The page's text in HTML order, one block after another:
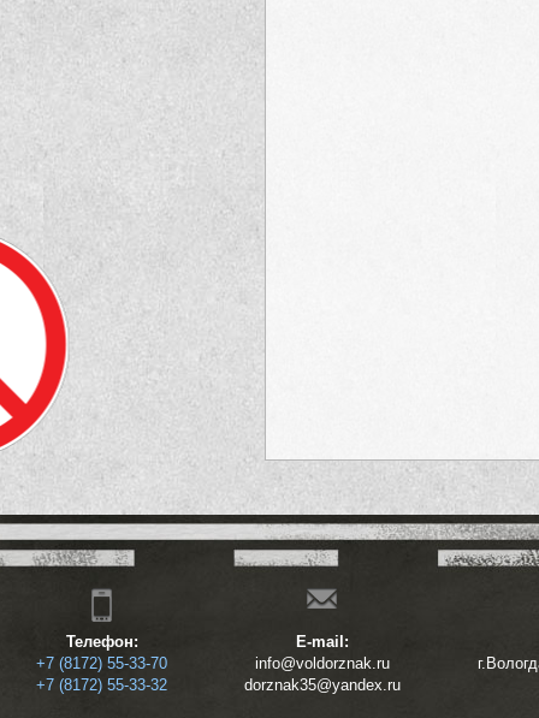
Телефон:
+7 (8172) 55-33-70
+7 (8172) 55-33-32
E-mail:
info@voldorznak.ru
dorznak35@yandex.ru